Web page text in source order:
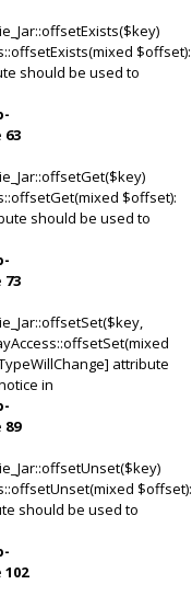
$offset):
should be used to
63
$offset):
should be used to
73
attribute
in
89
$offset):
should be used to
102